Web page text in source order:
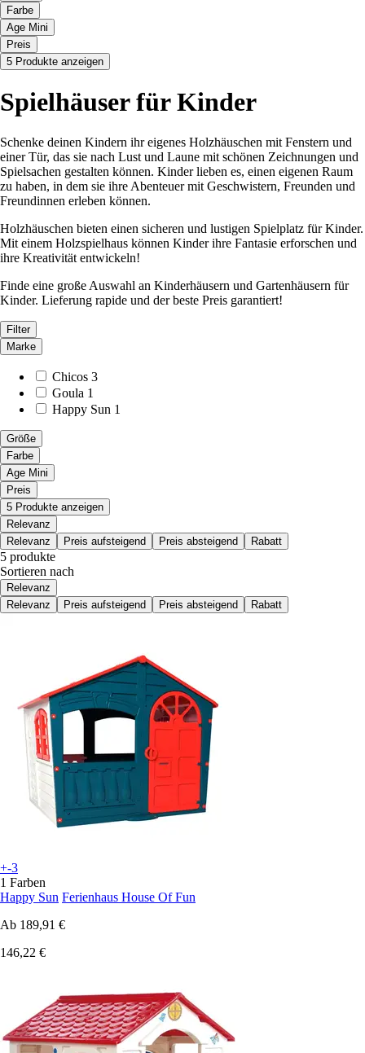
Farbe
Age Mini
Preis
5 Produkte anzeigen
Spielhäuser für Kinder
Schenke deinen Kindern ihr eigenes Holzhäuschen mit Fenstern und
einer Tür, das sie nach Lust und Laune mit schönen Zeichnungen und
Spielsachen gestalten können. Kinder lieben es, einen eigenen Raum
zu haben, in dem sie ihre Abenteuer mit Geschwistern, Freunden und
Freundinnen erleben können.
Holzhäuschen bieten einen sicheren und lustigen Spielplatz für Kinder.
Mit einem Holzspielhaus können Kinder ihre Fantasie erforschen und
ihre Kreativität entwickeln!
Finde eine große Auswahl an Kinderhäusern und Gartenhäusern für
Kinder. Lieferung rapide und der beste Preis garantiert!
Filter
Marke
Chicos 3
Goula 1
Happy Sun 1
Größe
Farbe
Age Mini
Preis
5 Produkte anzeigen
Relevanz
Relevanz
Preis aufsteigend Preis absteigend Rabatt
5 produkte
Sortieren nach
Relevanz
Relevanz
Preis aufsteigend Preis absteigend Rabatt
+-3
1 Farben
Happy Sun Ferienhaus House Of Fun
Ab 189,91 €
146,22 €